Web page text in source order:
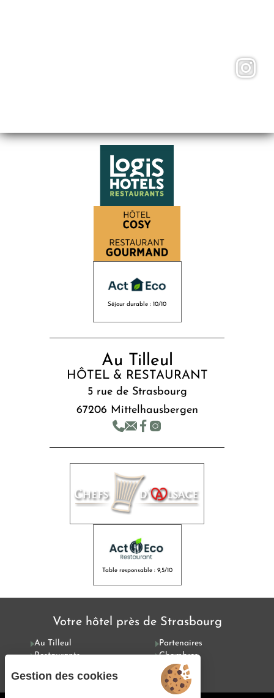
Séjour durable : 10/10
Au Tilleul
HÔTEL & RESTAURANT
5 rue de Strasbourg
67206 Mittelhausbergen
Table responsable : 9,5/10
Votre hôtel près de Strasbourg
Au Tilleul
Partenaires
Restaurants
Chambres
Services
Gestion des cookies